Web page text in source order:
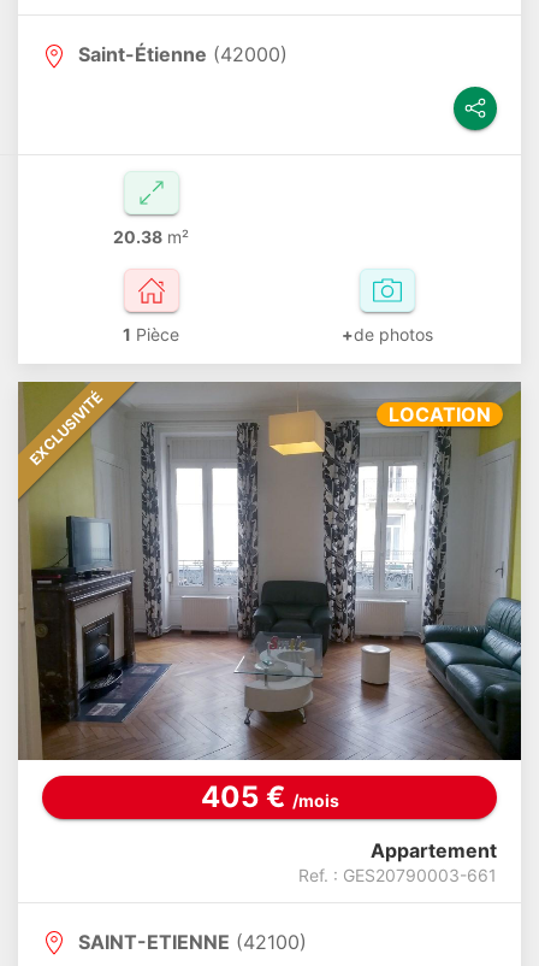
Saint-Étienne (42000)
20.38 m²
1 Pièce +de photos
EXCLUSIVITÉ LOCATION
405 € /mois
Appartement
Ref. : GES20790003-661
SAINT-ETIENNE (42100)